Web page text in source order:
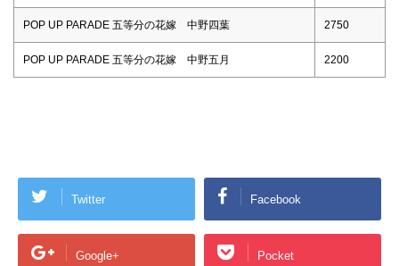
POP UP PARADE 五等分の花嫁 中野四葉 2750
POP UP PARADE 五等分の花嫁 中野五月 2200
Twitter Facebook
Google+ Pocket